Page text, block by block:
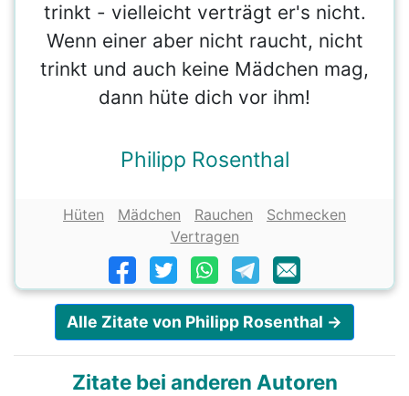
trinkt - vielleicht verträgt er's nicht.
Wenn einer aber nicht raucht, nicht
trinkt und auch keine Mädchen mag,
dann hüte dich vor ihm!
Philipp Rosenthal
Hüten Mädchen Rauchen
Schmecken
Vertragen
Alle Zitate von Philipp Rosenthal →
Zitate bei anderen Autoren